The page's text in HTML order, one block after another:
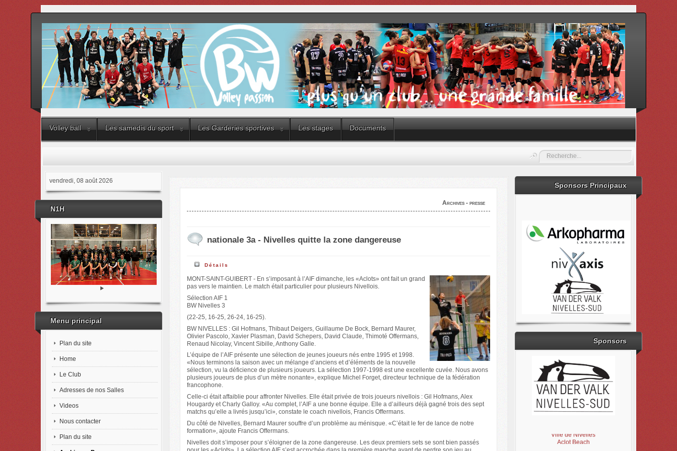
Volley ball Les samedis du sport Les Garderies sportives Les stages Documents
Rechercher
vendredi, 08 août 2026
N1H
Menu principal
Plan du site
Home
Le Club
Adresses de nos Salles
Videos
Nous contacter
Plan du site
Archives - presse
nationale 3a - Nivelles quitte la zone dangereuse
Détails
MONT-SAINT-GUIBERT - En s’imposant à l’AIF dimanche, les «Aclots» ont fait un grand
pas vers le maintien. Le match était particulier pour plusieurs Nivellois.
Sélection AIF 1
BW Nivelles 3
(22-25, 16-25, 26-24, 16-25).
BW NIVELLES : Gil Hofmans, Thibaut Deigers, Guillaume De Bock, Bernard Maurer,
Olivier Pascolo, Xavier Plasman, David Schepers, David Claude, Thimoté Offermans,
Renaud Nicolay, Vincent Sibille, Anthony Galle.
L’équipe de l’AIF présente une sélection de jeunes joueurs nés entre 1995 et 1998.
«Nous terminons la saison avec un mélange d’anciens et d’éléments de la nouvelle
sélection, vu la déficience de plusieurs joueurs. La sélection 1997-1998 est une excellente cuvée. Nous avons
plusieurs joueurs de plus d’un mètre nonante», explique Michel Forget, directeur technique de la fédération
francophone.
Celle-ci était affaiblie pour affronter Nivelles. Elle était privée de trois joueurs nivellois : Gil Hofmans, Alex
Hougardy et Charly Galloy. «Au complet, l’AIF a une bonne équipe. Elle a d’ailleurs déjà gagné trois des sept
matchs qu’elle a livrés jusqu’ici», constate le coach nivellois, Francis Offermans.
Du côté de Nivelles, Bernard Maurer souffre d’un problème au ménisque. «C’était le fer de lance de notre
formation», ajoute Francis Offermans.
Nivelles doit s’imposer pour s’éloigner de la zone dangereuse. Les deux premiers sets se sont bien passés
Sponsors Principaux
Sponsors
Ville de Nivelles
Aclot Beach